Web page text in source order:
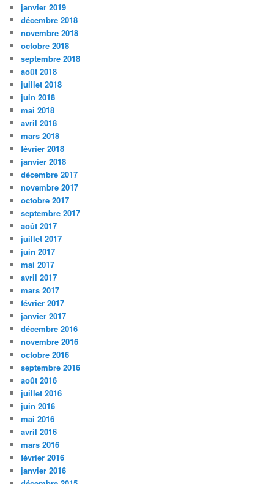
janvier 2019
décembre 2018
novembre 2018
octobre 2018
septembre 2018
août 2018
juillet 2018
juin 2018
mai 2018
avril 2018
mars 2018
février 2018
janvier 2018
décembre 2017
novembre 2017
octobre 2017
septembre 2017
août 2017
juillet 2017
juin 2017
mai 2017
avril 2017
mars 2017
février 2017
janvier 2017
décembre 2016
novembre 2016
octobre 2016
septembre 2016
août 2016
juillet 2016
juin 2016
mai 2016
avril 2016
mars 2016
février 2016
janvier 2016